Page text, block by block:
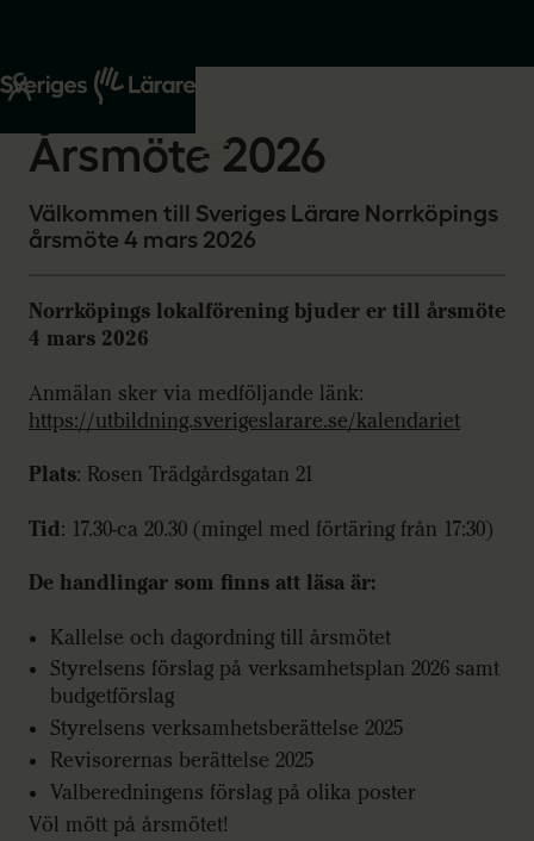
Start
Om oss
2026-02-06
Årsmöte 2026
Välkommen till Sveriges Lärare Norrköpings
årsmöte 4 mars 2026
Norrköpings lokalförening bjuder er till årsmöte
4 mars 2026
Anmälan sker via medföljande länk:
https://utbildning.sverigeslarare.se/kalendariet
Plats: Rosen Trädgårdsgatan 21
Tid: 17.30-ca 20.30 (mingel med förtäring från 17:30)
De handlingar som finns att läsa är:
Kallelse och dagordning till årsmötet
Styrelsens förslag på verksamhetsplan 2026 samt
budgetförslag
Styrelsens verksamhetsberättelse 2025
Revisorernas berättelse 2025
Valberedningens förslag på olika poster
Völ mött på årsmötet!